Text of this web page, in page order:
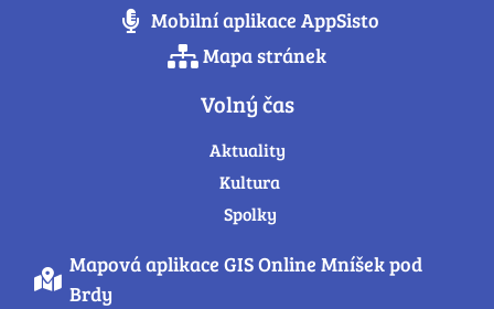
Mobilní aplikace AppSisto
Mapa stránek
Volný čas
Aktuality
Kultura
Spolky
Mapová aplikace GIS Online Mníšek pod
Brdy